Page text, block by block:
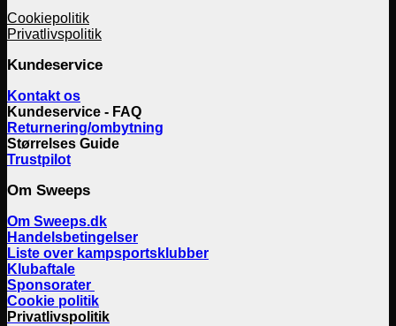
Cookiepolitik
Privatlivspolitik
Kundeservice
Kontakt os
Kundeservice - FAQ
Returnering/ombytning
Størrelses Guide
Trustpilot
Om Sweeps
Om Sweeps.dk
Handelsbetingelser
Liste over kampsportsklubber
Klubaftale
Sponsorater
Cookie politik
Privatlivspolitik